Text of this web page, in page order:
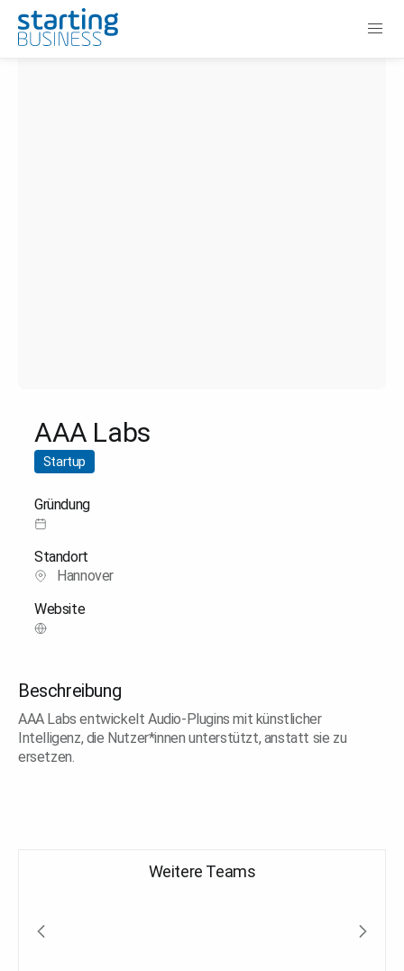
AAA Labs
Startup
Gründung
Standort
Hannover
Website
Beschreibung
AAA Labs entwickelt Audio-Plugins mit künstlicher
Intelligenz, die Nutzer*innen unterstützt, anstatt sie zu
ersetzen.
Weitere Teams